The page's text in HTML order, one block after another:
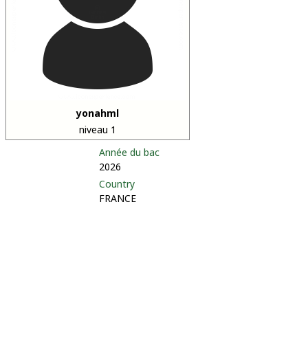
yonahml
niveau 1
Année du bac
2026
Country
FRANCE